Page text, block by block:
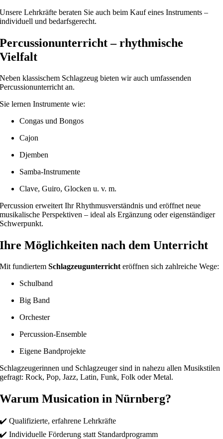
Unsere Lehrkräfte beraten Sie auch beim Kauf eines Instruments –
individuell und bedarfsgerecht.
Percussionunterricht – rhythmische
Vielfalt
Neben klassischem Schlagzeug bieten wir auch umfassenden
Percussionunterricht an.
Sie lernen Instrumente wie:
Congas und Bongos
Cajon
Djemben
Samba-Instrumente
Clave, Guiro, Glocken u. v. m.
Percussion erweitert Ihr Rhythmusverständnis und eröffnet neue
musikalische Perspektiven – ideal als Ergänzung oder eigenständiger
Schwerpunkt.
Ihre Möglichkeiten nach dem Unterricht
Mit fundiertemSchlagzeugunterricht eröffnen sich zahlreiche Wege:
Schulband
Big Band
Orchester
Percussion-Ensemble
Eigene Bandprojekte
Schlagzeugerinnen und Schlagzeuger sind in nahezu allen Musikstilen
gefragt: Rock, Pop, Jazz, Latin, Funk, Folk oder Metal.
Warum Musication in Nürnberg?
✔️ Qualifizierte, erfahrene Lehrkräfte
✔️ Individuelle Förderung statt Standardprogramm